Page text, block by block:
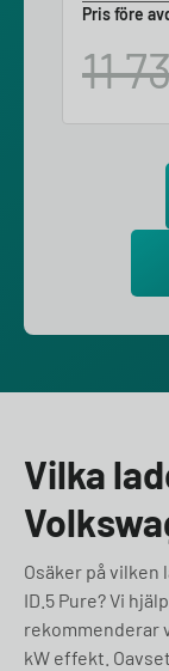
Pris före
11
Vilka
Osäker på vilken
ID.5 Pure? Vi
rekommenderar
kW effekt.